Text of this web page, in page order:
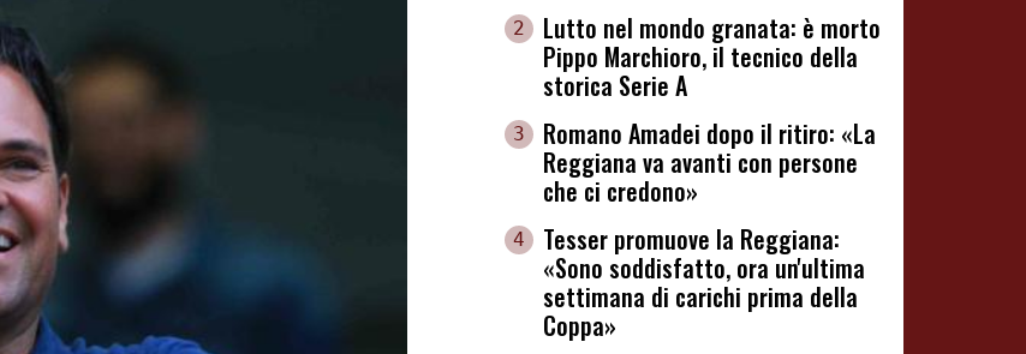
2
Lutto nel mondo granata: è morto
Pippo Marchioro, il tecnico della
storica Serie A
3
Romano Amadei dopo il ritiro: «La
Reggiana va avanti con persone
che ci credono»
4
Tesser promuove la Reggiana:
«Sono soddisfatto, ora un'ultima
settimana di carichi prima della
Coppa»